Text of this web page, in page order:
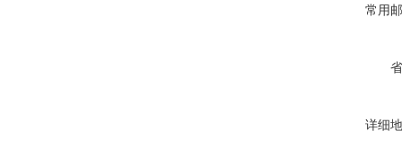
常用
详细